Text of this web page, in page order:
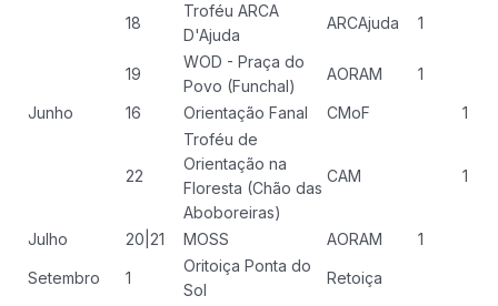
18
Troféu ARCA
D'Ajuda
ARCAjuda 1
19
WOD - Praça do
Povo (Funchal)
AORAM 1
Junho 16 Orientação Fanal CMoF 1
22
Troféu de
Orientação na
Floresta (Chão das
Aboboreiras)
CAM 1
Julho 20|21 MOSS AORAM 1
Setembro 1
Oritoiça Ponta do
Sol
Retoiça